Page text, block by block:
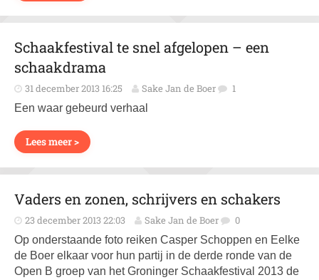
Schaakfestival te snel afgelopen – een
schaakdrama
31 december 2013 16:25 Sake Jan de Boer 1
Een waar gebeurd verhaal
Lees meer >
Vaders en zonen, schrijvers en schakers
23 december 2013 22:03 Sake Jan de Boer 0
Op onderstaande foto reiken Casper Schoppen en Eelke
de Boer elkaar voor hun partij in de derde ronde van de
Open B groep van het Groninger Schaakfestival 2013 de